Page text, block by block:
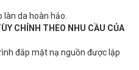
da hoàn hảo.
CHỈNH THEO NHU CẦU CỦA
đắp mặt nạ nguồn được lập